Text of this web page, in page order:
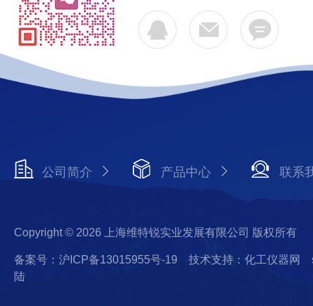
公司简介 产品中心 联系
Copyright © 2026 上海维特锐实业发展有限公司 版权所有
备案号：沪ICP备13015955号-19 技术支持：化工仪器网
陆